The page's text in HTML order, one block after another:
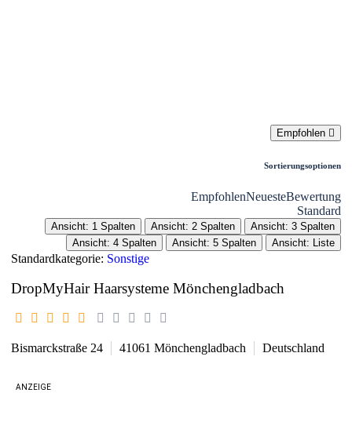
Empfohlen
Sortierungsoptionen
EmpfohlenNeuesteBewertung
Standard
Ansicht: 1 Spalten Ansicht: 2 Spalten
Ansicht: 3 Spalten
Ansicht: 4 Spalten
Ansicht: 5 Spalten Ansicht: Liste
Standardkategorie: Sonstige
DropMyHair Haarsysteme Mönchengladbach
Bismarckstraße 24 41061 Mönchengladbach Deutschland
ANZEIGE